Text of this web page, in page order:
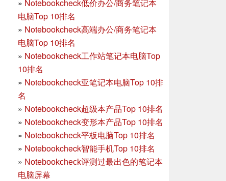
» Notebookcheck低价办公/商务笔记本
电脑Top 10排名
» Notebookcheck高端办公/商务笔记本
电脑Top 10排名
» Notebookcheck工作站笔记本电脑Top
10排名
» Notebookcheck亚笔记本电脑Top 10排
名
» Notebookcheck超级本产品Top 10排名
» Notebookcheck变形本产品Top 10排名
» Notebookcheck平板电脑Top 10排名
» Notebookcheck智能手机Top 10排名
» Notebookcheck评测过最出色的笔记本
电脑屏幕